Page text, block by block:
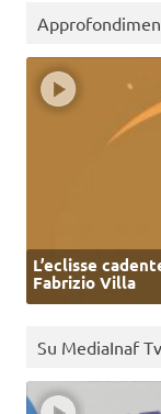
L’eclisse
Fabrizio Villa
Su MediaInaf Tv